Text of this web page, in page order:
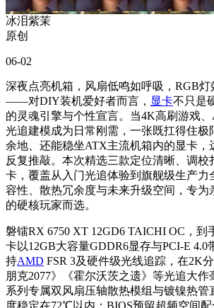
冰泪紫茉
原创
06-02
深夜点亮机箱，风扇低鸣如呼吸，RGB灯
——对DIY装机爱好者而言， 显卡不只是
的灵魂引擎与个性宣言。当4K高刷游戏
光追建模成为日常刚需，一张既扛得住极
余地、还能稳坐ATX主流机箱内的显卡，
反复推敲。本次精选三款定位清晰、调校
卡，覆盖从入门光追体验到旗舰级生产力
容性、散热冗余度与未来升级空间，专为
的硬核玩家而选。
磐镭RX 6750 XT 12GD6 TAICHI OC，到
卡以12GB大容量GDDR6显存与PCI-E 4.0
持AMD FSR 3及硬件级光线追踪，在2K
朋克2077》《霍尔沃茨之遗》等光追大
系列专属双风扇压轴散热模组与镀镍热管